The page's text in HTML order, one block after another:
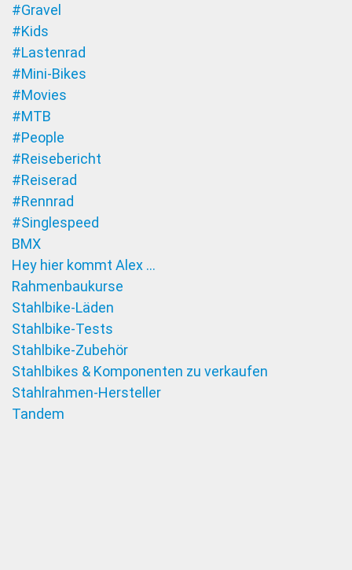
#Gravel
#Kids
#Lastenrad
#Mini-Bikes
#Movies
#MTB
#People
#Reisebericht
#Reiserad
#Rennrad
#Singlespeed
BMX
Hey hier kommt Alex …
Rahmenbaukurse
Stahlbike-Läden
Stahlbike-Tests
Stahlbike-Zubehör
Stahlbikes & Komponenten zu verkaufen
Stahlrahmen-Hersteller
Tandem